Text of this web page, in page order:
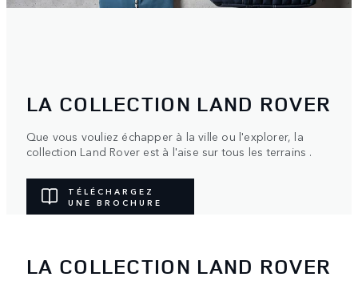
LA COLLECTION LAND ROVER
Que vous vouliez échapper à la ville ou l'explorer, la
collection Land Rover est à l'aise sur tous les terrains .
TÉLÉCHARGEZ
UNE BROCHURE
LA COLLECTION LAND ROVER